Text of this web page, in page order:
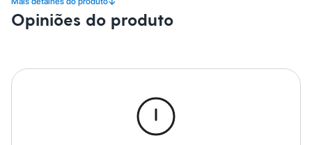
Pijamas
Sutiãs e Tops
Moda praia
Saídas de praia
Personagens
qualquer ocasião.
A gente se encontra na C&A! ❤
Opiniões do produto